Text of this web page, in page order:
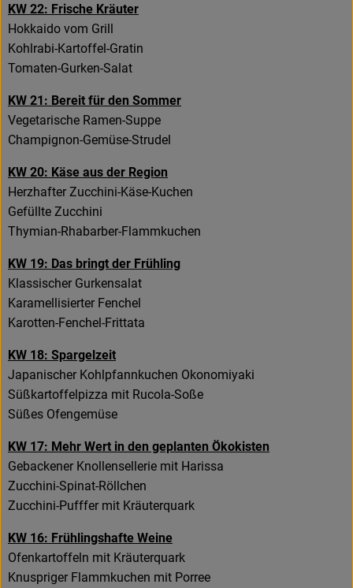
KW 22: Frische Kräuter
Hokkaido vom Grill
Kohlrabi-Kartoffel-Gratin
Tomaten-Gurken-Salat
KW 21: Bereit für den Sommer
Vegetarische Ramen-Suppe
Champignon-Gemüse-Strudel
KW 20: Käse aus der Region
Herzhafter Zucchini-Käse-Kuchen
Gefüllte Zucchini
Thymian-Rhabarber-Flammkuchen
KW 19: Das bringt der Frühling
Klassischer Gurkensalat
Karamellisierter Fenchel
Karotten-Fenchel-Frittata
KW 18: Spargelzeit
Japanischer Kohlpfannkuchen Okonomiyaki
Süßkartoffelpizza mit Rucola-Soße
Süßes Ofengemüse
KW 17: Mehr Wert in den geplanten Ökokisten
Gebackener Knollensellerie mit Harissa
Zucchini-Spinat-Röllchen
Zucchini-Pufffer mit Kräuterquark
KW 16: Frühlingshafte Weine
Ofenkartoffeln mit Kräuterquark
Knuspriger Flammkuchen mit Porree